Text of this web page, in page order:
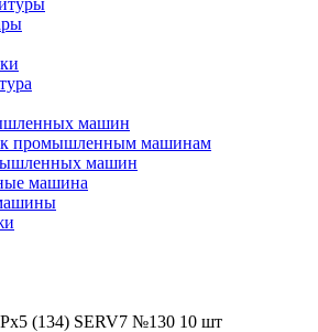
машин
к промышленным машинам
машин
машина
(134) SERV7 №130 10 шт